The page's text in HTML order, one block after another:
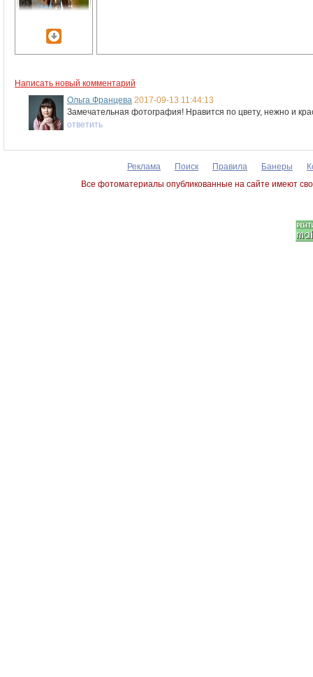
Написать новый комментарий
Ольга Францева 2017-09-13 11:44:13
Замечательная фотография! Нравится по цвету, нежно и
ответить
Реклама Поиск Правила Банеры
Все фотоматериалы опубликованные на сайте имеют